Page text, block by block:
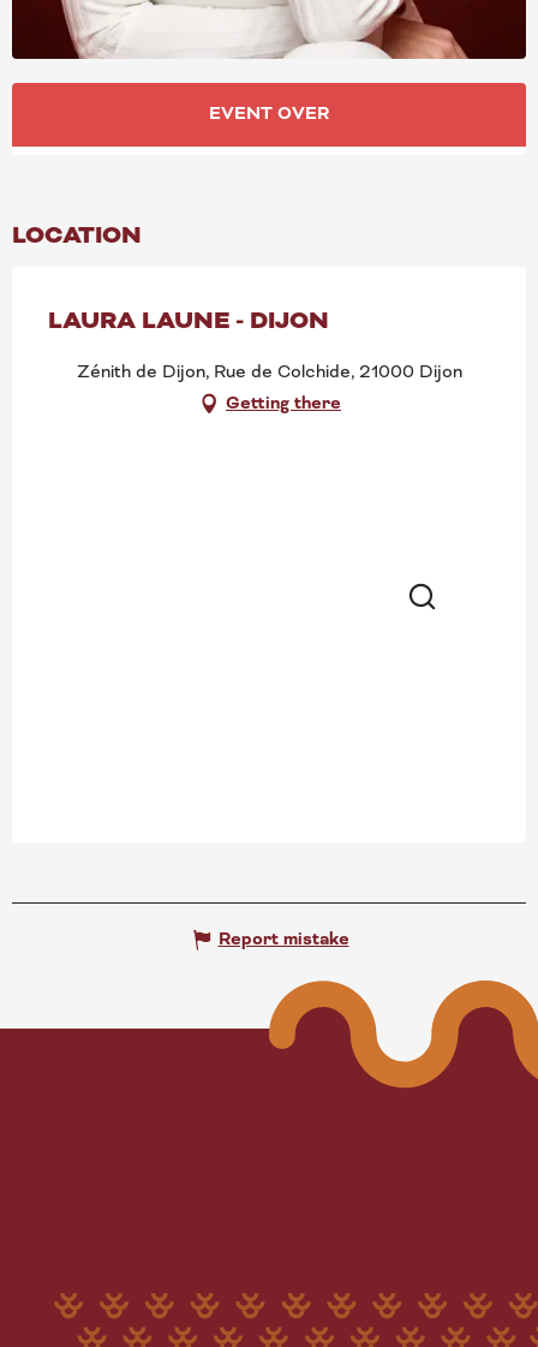
OPENING HOURS &
EVENT OVER
LOCATION
LAURA LAUNE - DIJON
Zénith de Dijon, Rue de Colchide, 21000 Dijon
Getting there
Report mistake